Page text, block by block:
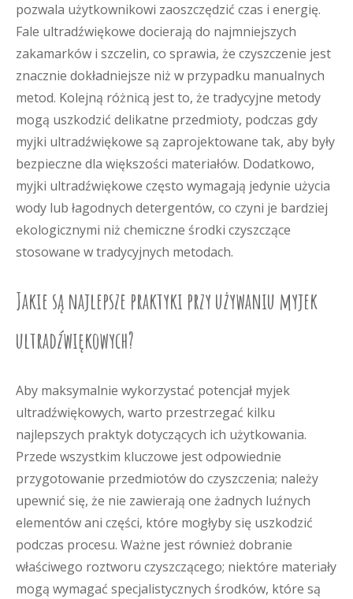
pozwala użytkownikowi zaoszczędzić czas i energię.
Fale ultradźwiękowe docierają do najmniejszych
zakamarków i szczelin, co sprawia, że czyszczenie jest
znacznie dokładniejsze niż w przypadku manualnych
metod. Kolejną różnicą jest to, że tradycyjne metody
mogą uszkodzić delikatne przedmioty, podczas gdy
myjki ultradźwiękowe są zaprojektowane tak, aby były
bezpieczne dla większości materiałów. Dodatkowo,
myjki ultradźwiękowe często wymagają jedynie użycia
wody lub łagodnych detergentów, co czyni je bardziej
ekologicznymi niż chemiczne środki czyszczące
stosowane w tradycyjnych metodach.
Jakie są najlepsze praktyki przy używaniu myjek
ultradźwiękowych?
Aby maksymalnie wykorzystać potencjał myjek
ultradźwiękowych, warto przestrzegać kilku
najlepszych praktyk dotyczących ich użytkowania.
Przede wszystkim kluczowe jest odpowiednie
przygotowanie przedmiotów do czyszczenia; należy
upewnić się, że nie zawierają one żadnych luźnych
elementów ani części, które mogłyby się uszkodzić
podczas procesu. Ważne jest również dobranie
właściwego roztworu czyszczącego; niektóre materiały
mogą wymagać specjalistycznych środków, które są